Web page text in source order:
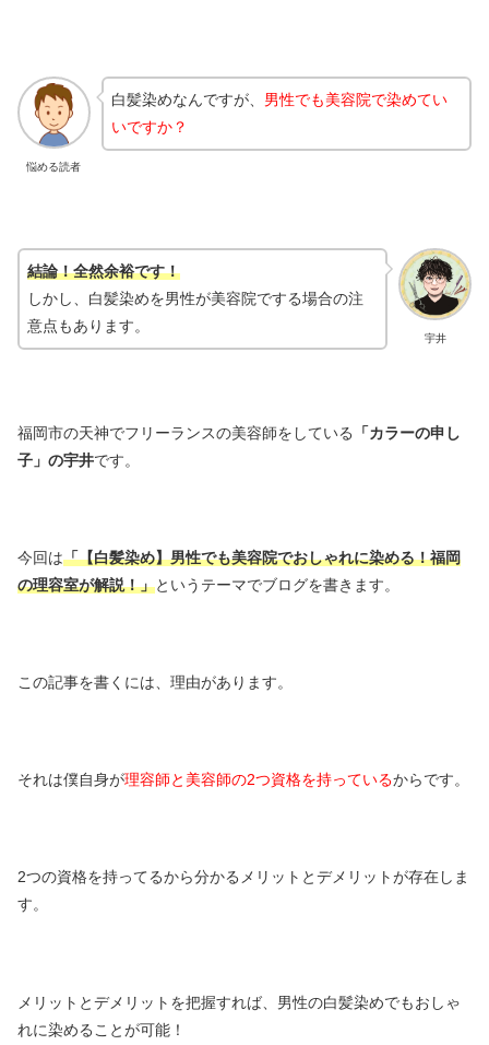
悩める読者
白髪染めなんですが、 男性でも美容院で染めてい
いですか？
宇井
結論！全然余裕です！
しかし、白髪染めを男性が美容院でする場合の注
意点もあります。
福岡市の天神でフリーランスの美容師をしている
「カラーの申し
子」の宇井です。
今回は「【白髪染め】男性でも美容院でおしゃれに染める！福岡
の理容室が解説！」というテーマでブログを書きます。
この記事を書くには、理由があります。
それは僕自身が理容師と美容師の2つ資格を持っているからです。
2つの資格を持ってるから分かるメリットとデメリットが存在しま
す。
メリットとデメリットを把握すれば、男性の白髪染めでもおしゃ
れに染めることが可能！